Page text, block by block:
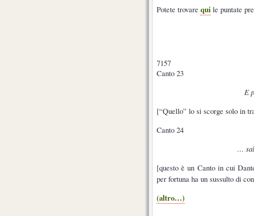
Potete trovare qui le puntate
7157
Canto 23
E
[“Quello” lo si scorge solo in
Canto 24
…
[questo è un Canto in cui
per fortuna ha un sussulto di
(altro…)